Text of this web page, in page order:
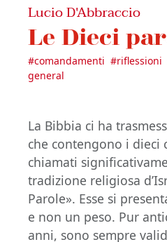
Lucio D'Abbraccio
Le Dieci
#comandamenti #riflessioni
general
La Bibbia ci ha
che contengono i dieci
chiamati
tradizione religiosa
Parole». Esse si
e non un peso. Pur
anni, sono sempre